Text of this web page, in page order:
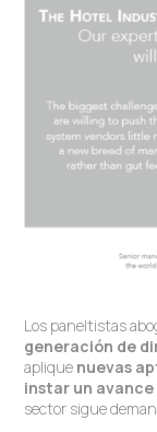
Los paneltistas
generación de
aplique nuevas
instar un
sector sigue